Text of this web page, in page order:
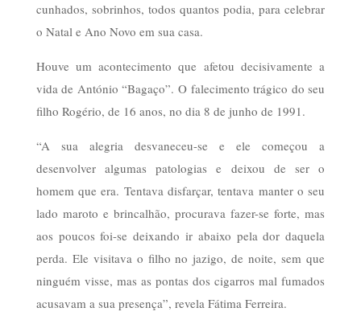
cunhados, sobrinhos, todos quantos podia, para celebrar
o Natal e Ano Novo em sua casa.
Houve um acontecimento que afetou decisivamente a
vida de António “Bagaço”. O falecimento trágico do seu
filho Rogério, de 16 anos, no dia 8 de junho de 1991.
“A sua alegria desvaneceu-se e ele começou a
desenvolver algumas patologias e deixou de ser o
homem que era. Tentava disfarçar, tentava manter o seu
lado maroto e brincalhão, procurava fazer-se forte, mas
aos poucos foi-se deixando ir abaixo pela dor daquela
perda. Ele visitava o filho no jazigo, de noite, sem que
ninguém visse, mas as pontas dos cigarros mal fumados
acusavam a sua presença”, revela Fátima Ferreira.